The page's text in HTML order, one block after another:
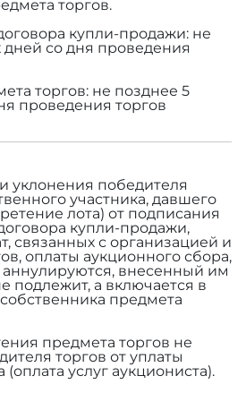
торгов.
купли-продажи: не
дней со дня проведения
торгов: не позднее 5
проведения торгов
уклонения победителя
участника, давшего
лота) от подписания
купли-продажи,
связанных с организацией и
оплаты аукционного сбора,
аннулируются, внесенный им
подлежит, а включается в
предмета
предмета торгов не
торгов от уплаты
услуг аукциониста).